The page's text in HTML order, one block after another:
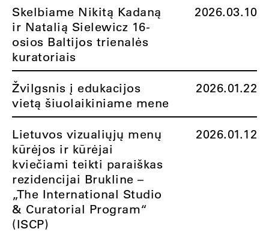
Skelbiame Nikitą Kadaną
ir Natalią Sielewicz 16-
osios Baltijos trienalės
kuratoriais
2026.03.10
Žvilgsnis į edukacijos
vietą šiuolaikiniame mene
2026.01.22
Lietuvos vizualiųjų menų
kūrėjos ir kūrėjai
kviečiami teikti paraiškas
rezidencijai Brukline –
„The International Studio
& Curatorial Program“
(ISCP)
2026.01.12